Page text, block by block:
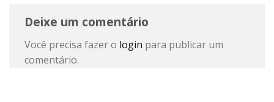
Deixe um comentário
Você precisa fazer o login para publicar um
comentário.